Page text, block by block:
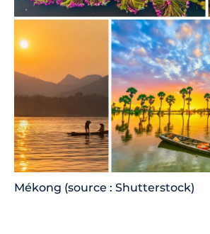
Mékong (source : Shutterstock)